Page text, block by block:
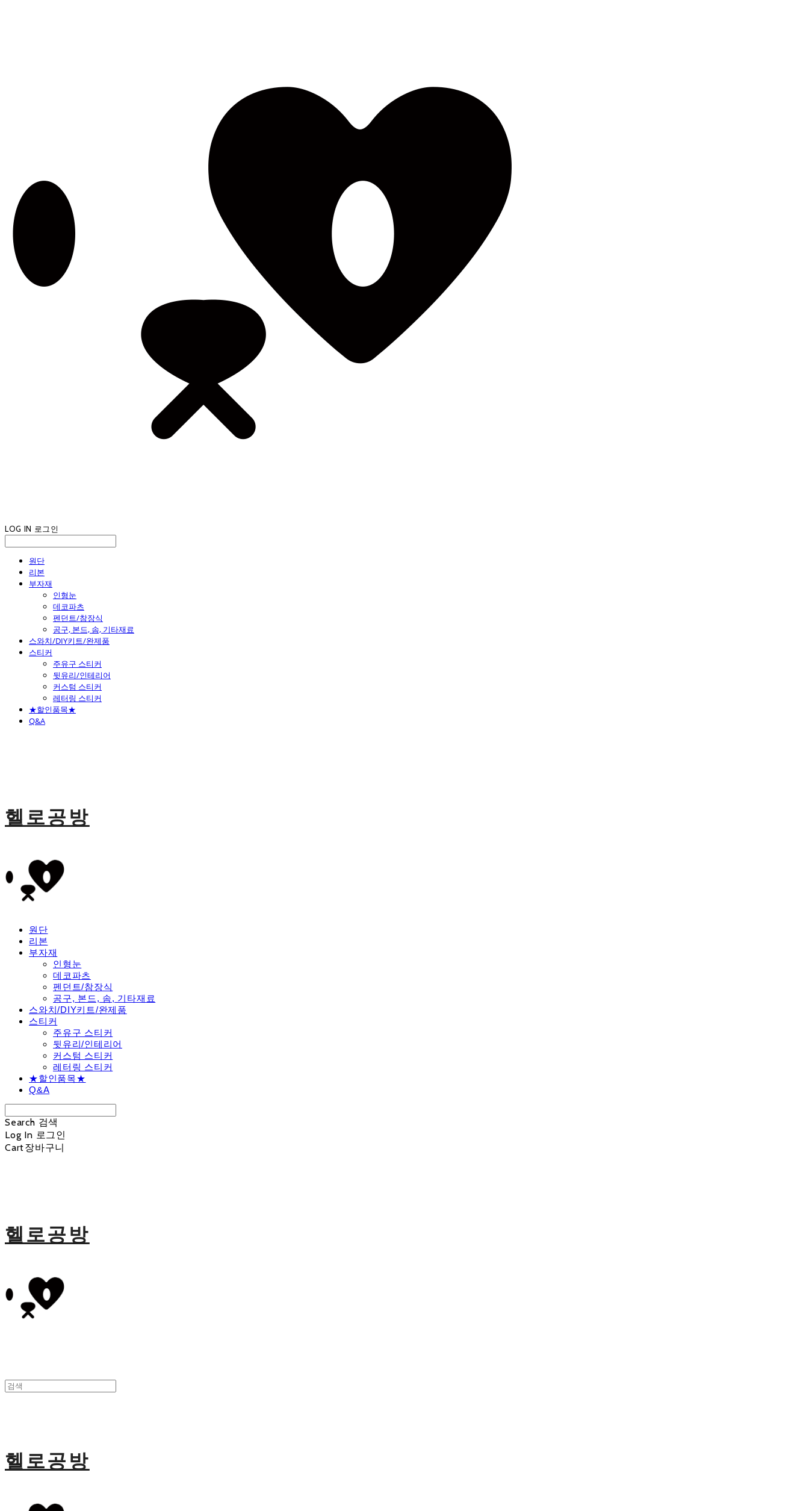
LOG IN 로그인
원단
리본
부자재
인형눈
데코파츠
펜던트/참장식
공구, 본드, 솜, 기타재료
스와치/DIY키트/완제품
스티커
주유구 스티커
뒷유리/인테리어
커스텀 스티커
레터링 스티커
★할인품목★
Q&A
헬로공방
원단
리본
부자재
인형눈
데코파츠
펜던트/참장식
공구, 본드, 솜, 기타재료
스와치/DIY키트/완제품
스티커
주유구 스티커
뒷유리/인테리어
커스텀 스티커
레터링 스티커
★할인품목★
Q&A
Search 검색
Log In 로그인
Cart장바구니
헬로공방
헬로공방